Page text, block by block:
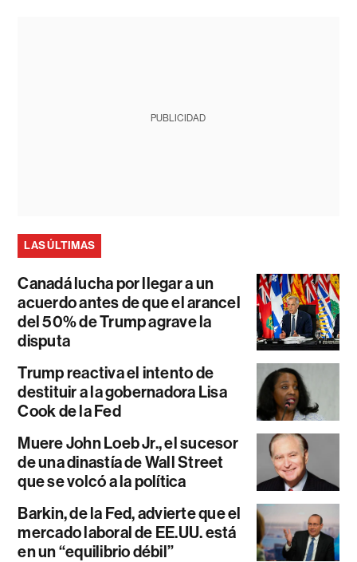
PUBLICIDAD
LAS ÚLTIMAS
Canadá lucha por llegar a un
acuerdo antes de que el arancel
del 50% de Trump agrave la
disputa
Trump reactiva el intento de
destituir a la gobernadora Lisa
Cook de la Fed
Muere John Loeb Jr., el sucesor
de una dinastía de Wall Street
que se volcó a la política
Barkin, de la Fed, advierte que el
mercado laboral de EE.UU. está
en un “equilibrio débil”